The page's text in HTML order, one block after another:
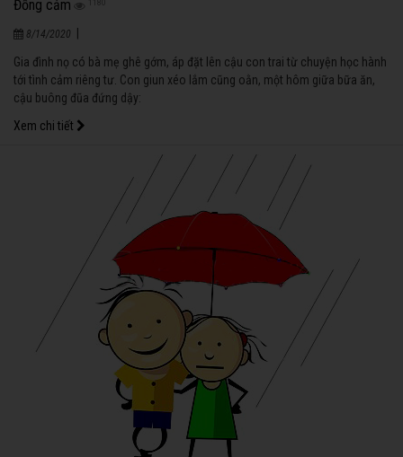
Đồng cảm 1180
8/14/2020
Gia đình nọ có bà mẹ ghê gớm, áp đặt lên cậu con trai từ chuyện học hành
tới tình cảm riêng tư. Con giun xéo lắm cũng oằn, một hôm giữa bữa ăn,
cậu buông đũa đứng dậy:
Xem chi tiết